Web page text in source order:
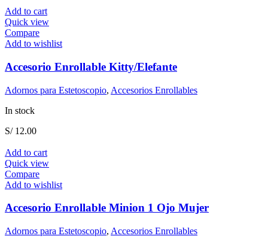
Add to cart
Quick view
Compare
Add to wishlist
Accesorio Enrollable Kitty/Elefante
Adornos para Estetoscopio, Accesorios Enrollables
In stock
S/12.00
Add to cart
Quick view
Compare
Add to wishlist
Accesorio Enrollable Minion 1 Ojo Mujer
Adornos para Estetoscopio, Accesorios Enrollables